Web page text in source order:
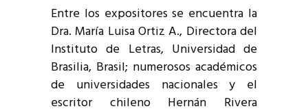
Entre los expositores se encuentra la
Dra. María Luisa Ortiz A., Directora del
Instituto de Letras, Universidad de
Brasilia, Brasil; numerosos académicos
de universidades nacionales y el
escritor chileno Hernán Rivera